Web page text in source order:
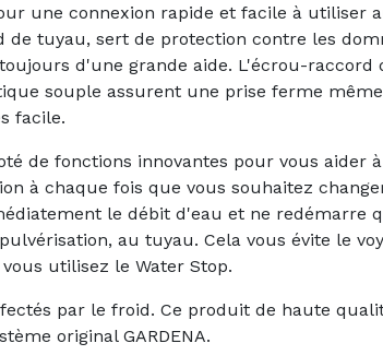
une connexion rapide et facile à utiliser
tuyau, sert de protection contre les
d'une grande aide. L'écrou-raccord
souple assurent une prise ferme
facile.
de fonctions innovantes pour vous aider
à chaque fois que vous souhaitez
le débit d'eau et ne redémarre
au tuyau. Cela vous évite le
utilisez le Water Stop.
par le froid. Ce produit de haute
original GARDENA.